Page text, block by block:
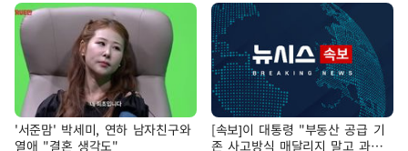
'서준맘' 박세미, 연하 남자친구와
열애 "결혼 생각도"
[속보]이 대통령 "부동산 공급 기
존 사고방식 매달리지 말고 과감